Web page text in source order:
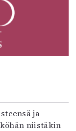
ja
niistäkin